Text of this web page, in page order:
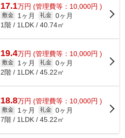
17.1万円 (管理費等：10,000円 )
敷金 1ヶ月 礼金 0ヶ月
1階 / 1LDK / 40.74㎡
19.4万円 (管理費等：10,000円 )
敷金 1ヶ月 礼金 0ヶ月
2階 / 1LDK / 45.22㎡
18.8万円 (管理費等：10,000円 )
敷金 1ヶ月 礼金 0ヶ月
7階 / 1LDK / 45.22㎡